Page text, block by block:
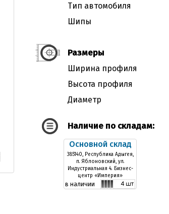
Тип автомобиля
Шипы
Размеры
Ширина профиля
Высота профиля
Диаметр
Наличие по складам:
Основной склад
385140, Республика Адыгея,
п. Яблоновский, ул.
Индустриальная 4. Бизнес-
центр «Империя»
в наличии